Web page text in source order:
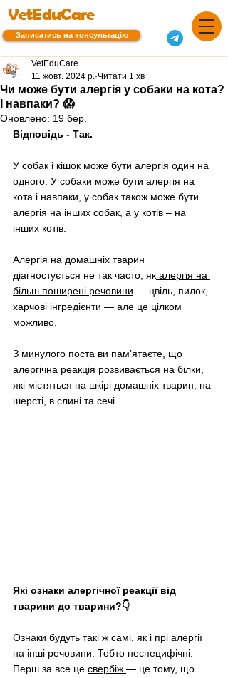
VetEduCare
Записатись на консультацію
Чи може бути алергія у собаки на кота?
І навпаки? 😱
VetEduCare
11 жовт. 2024 р. Читати 1 хв
Оновлено: 19 бер.
Відповідь - Так.
У собак і кішок може бути алергія один на
одного. У собаки може бути алергія на
кота і навпаки, у собак також може бути
алергія на інших собак, а у котів – на
інших котів.
Алергія на домашніх тварин
діагностується не так часто, як алергія на
більш поширені речовини — цвіль, пилок,
харчові інгредієнти — але це цілком
можливо.
З минулого поста ви пам’ятаєте, що
алергічна реакція розвивається на білки,
які містяться на шкірі домашніх тварин, на
шерсті, в слині та сечі.
Які ознаки алергічної реакції від
тварини до тварини?👇
Ознаки будуть такі ж самі, як і прі алергії
на інші речовини. Тобто неспецифічні.
Перш за все це свербіж — це тому, що